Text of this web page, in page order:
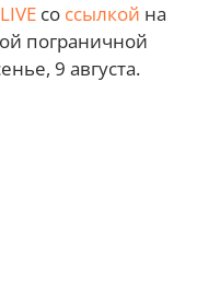
со ссылкой на
пограничной
9 августа.